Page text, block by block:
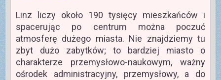
Linz liczy około 190 tysięcy mieszkańców i
spacerując po centrum można poczuć
atmosferę dużego miasta. Nie znajdziemy tu
zbyt dużo zabytków; to bardziej miasto o
charakterze przemysłowo-naukowym, ważny
ośrodek administracyjny, przemysłowy, a do